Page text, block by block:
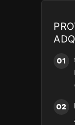
01
02